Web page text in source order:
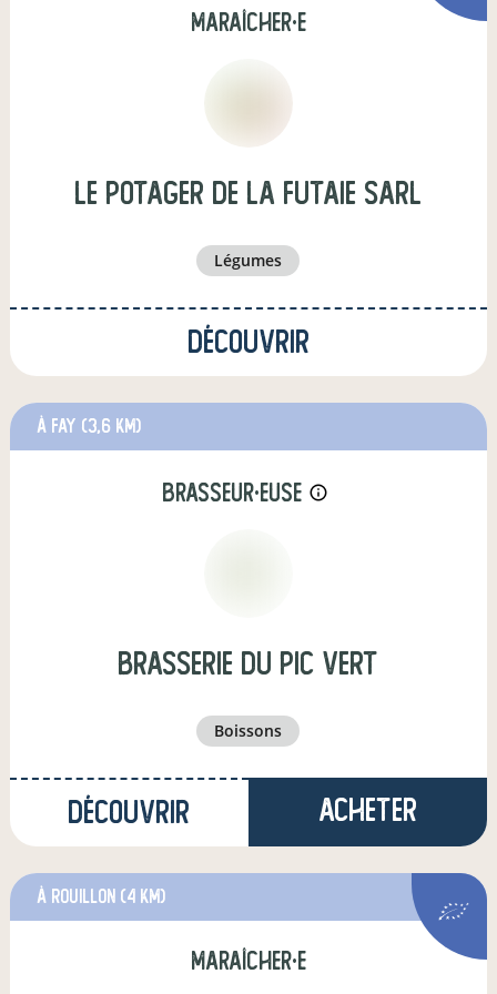
maraîcher·e
Le Potager de la Futaie SARL
légumes
Découvrir
à Fay (3,6 km)
brasseur·euse info_outline
Brasserie du Pic Vert
boissons
Découvrir Acheter
à Rouillon (4 km)
maraîcher·e